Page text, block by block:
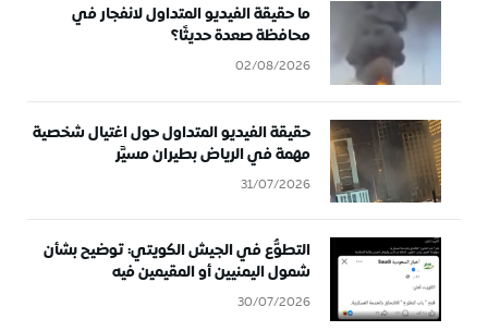
ما حقيقة الفيديو المتداول لانفجار في
محافظة صعدة حديثًا؟
02/08/2026
حقيقة الفيديو المتداول حول اغتيال شخصية
مهمة في الرياض بطيران مسيَّر
31/07/2026
التطوُّع في الجيش الكويتي: توضيح بشأن
شمول اليمنيين أو المقيمين فيه
30/07/2026